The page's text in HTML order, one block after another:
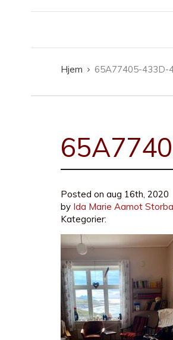
Hjem 65A77405-433D-
Posted on aug 16th, 2020
by Ida Marie Aamot
Kategorier: